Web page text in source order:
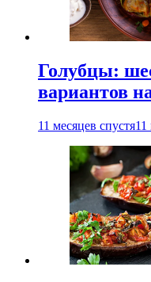
Голубцы:
вариантов
11 месяцев спустя11